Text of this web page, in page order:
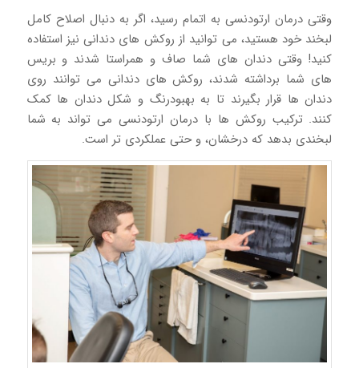
وقتی درمان ارتودنسی به اتمام رسید، اگر به دنبال اصلاح کامل
لبخند خود هستید، می توانید از روکش های دندانی نیز استفاده
کنید! وقتی دندان های شما صاف و همراستا شدند و بریس
های شما برداشته شدند، روکش های دندانی می توانند روی
دندان ها قرار بگیرند تا به بهبودرنگ و شکل دندان ها کمک
کنند. ترکیب روکش ها با درمان ارتودنسی می تواند به شما
لبخندی بدهد که درخشان، و حتی عملکردی تر است.